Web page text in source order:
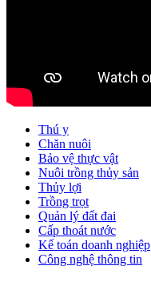
Thú y
Chăn nuôi
Bảo vệ thực vật
Nuôi trồng thủy sản
Thủy lợi
Trồng trọt
Quản lý đất đai
Cấp thoát nước
Kế toán doanh nghiệp
Công nghệ thông tin